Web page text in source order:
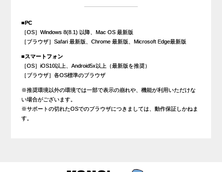
■PC
［OS］Windows 8(8.1) 以降、Mac OS 最新版
［ブラウザ］Safari 最新版、Chrome 最新版、Microsoft Edge最新版
■スマートフォン
［OS］iOS10以上、Android5x以上（最新版を推奨）
［ブラウザ］各OS標準のブラウザ
※推奨環境以外の環境では一部で表示の崩れや、機能が利用いただけな
い場合がございます。
※サポートの切れたOSでのブラウザにつきましては、動作保証しかねま
す。